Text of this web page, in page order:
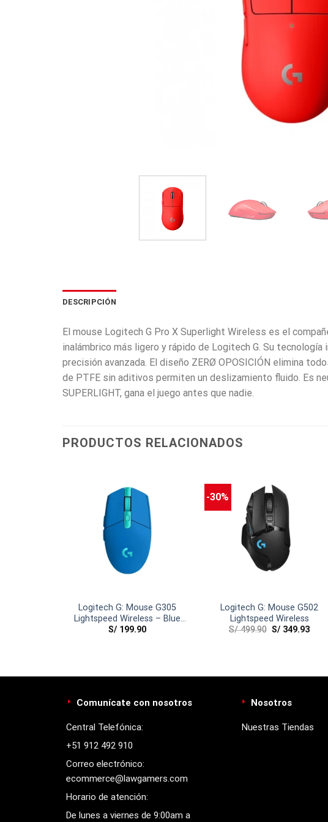
DESCRIPCIÓN
El mouse Logitech G Pro X Superlight Wireless es el
inalámbrico más ligero y rápido de Logitech G. Su tecnología
precisión avanzada. El diseño ZERØ OPOSICIÓN elimina
de PTFE sin aditivos permiten un deslizamiento fluido. Es
SUPERLIGHT, gana el juego antes que nadie.
PRODUCTOS RELACIONADOS
Logitech G: Mouse G305
Lightspeed Wireless – Blue
(Color Collection)
S/ 199.90
-30%
Logitech G: Mouse G502
Lightspeed Wireless
S/499.90 S/ 349.93
Comunícate con nosotros
Central Telefónica:
+51 912 492 910
Correo electrónico:
ecommerce@lawgamers.com
Horario de atención:
De lunes a viernes de 9:00am a
Nosotros
Nuestras Tiendas